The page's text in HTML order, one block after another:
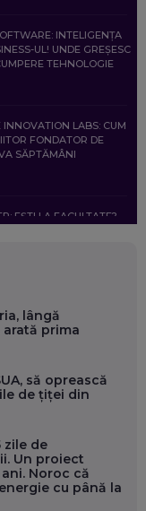
INTELIGENȚA
UL! UNDE GREȘESC
TEHNOLOGIE
LABS: CUM
FONDATOR DE
SĂPTĂMÂNI
EȘTI LA FACULTATE?
MAI BUN LA JOB. ȘI CUM
ANI
AL KULTH: CUM
DESCHIZI DRUMUL
CUM ÎȚI PROTEJEZI
PRIMII PAȘI ÎNTR-O
lângă
prima
să oprească
de țiței din
zile de
Un proiect
Noroc că
cu până la